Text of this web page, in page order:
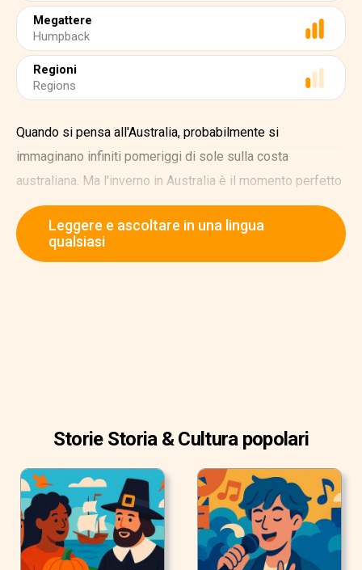
Megattere
Humpback
Regioni
Regions
Quando si pensa all'Australia, probabilmente si
immaginano infiniti pomeriggi di sole sulla costa
australiana. Ma l'inverno in Australia è il momento perfetto
per godere dei suoi tesori nascosti!
Grazie alla sua posizione nell'emisfero meridionale,
l'inverno in Australia va da giugno ad agosto.
Leggere e ascoltare in una lingua
qualsiasi
Storie Storia & Cultura popolari